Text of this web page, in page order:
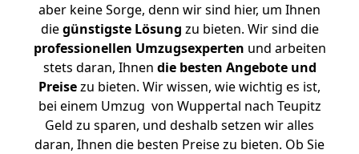
aber keine Sorge, denn wir sind hier, um Ihnen
diegünstigste Lösung zu bieten. Wir sind die
professionellen Umzugsexperten und arbeiten
stets daran, Ihnen die besten Angebote und
Preisezu bieten. Wir wissen, wie wichtig es ist,
bei einem Umzug von Wuppertal nach Teupitz
Geld zu sparen, und deshalb setzen wir alles
daran, Ihnen die besten Preise zu bieten. Ob Sie